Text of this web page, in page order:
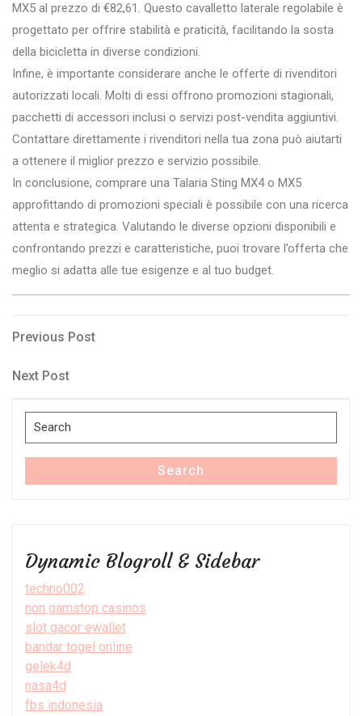
MX5 al prezzo di €82,61. Questo cavalletto laterale regolabile è
progettato per offrire stabilità e praticità, facilitando la sosta
della bicicletta in diverse condizioni.
Infine, è importante considerare anche le offerte di rivenditori
autorizzati locali. Molti di essi offrono promozioni stagionali,
pacchetti di accessori inclusi o servizi post-vendita aggiuntivi.
Contattare direttamente i rivenditori nella tua zona può aiutarti
a ottenere il miglior prezzo e servizio possibile.
In conclusione, comprare una Talaria Sting MX4 o MX5
approfittando di promozioni speciali è possibile con una ricerca
attenta e strategica. Valutando le diverse opzioni disponibili e
confrontando prezzi e caratteristiche, puoi trovare l’offerta che
meglio si adatta alle tue esigenze e al tuo budget.
Post
navigation
Previous
Previous Post
Next
Next Post
Search
for:
Search
Dynamic Blogroll & Sidebar
techno002
non gamstop casinos
slot gacor ewallet
bandar togel online
gelek4d
nasa4d
fbs indonesia